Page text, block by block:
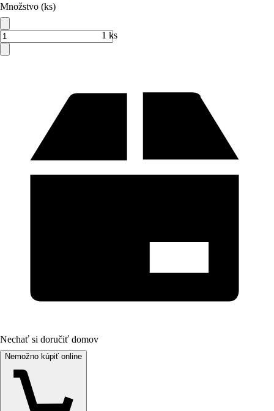
Množstvo (ks)
1 ks
Nechať si doručiť domov
Nemožno kúpiť online